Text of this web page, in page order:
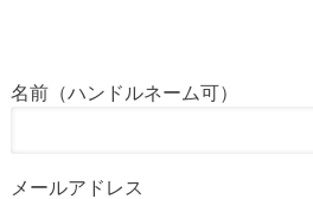
名前（ハンドルネーム可）
メールアドレス